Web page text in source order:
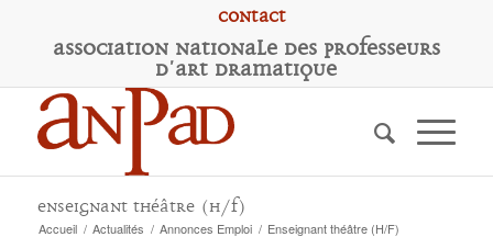
Contact
Association Nationale des Professeurs
d'Art Dramatique
Enseignant théâtre (H/F)
Accueil / Actualités / Annonces Emploi / Enseignant théâtre (H/F)